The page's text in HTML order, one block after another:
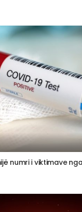
numri i viktimave